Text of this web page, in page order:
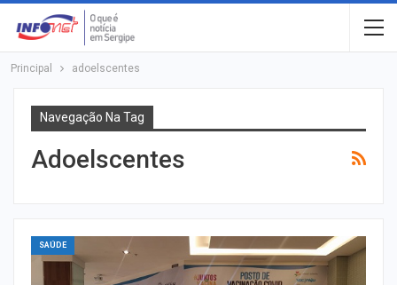
Principal adoelscentes
Navegação Na Tag
Adoelscentes
SAÚDE